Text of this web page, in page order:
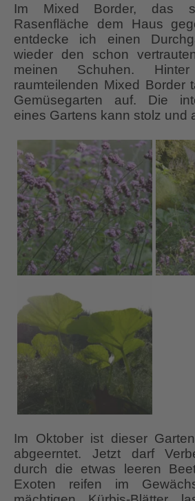
Im Mixed Border, das
Rasenfläche dem Haus
entdecke ich einen
wieder den schon
meinen Schuhen.
raumteilenden Mixed Border
Gemüsegarten auf. Die
eines Gartens kann stolz und
Im Oktober ist dieser
abgeerntet. Jetzt darf
durch die etwas leeren
Exoten reifen im